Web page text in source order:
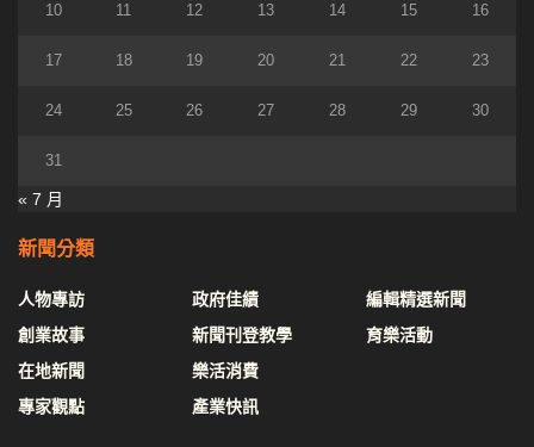
10 11 12 13 14 15 16
17 18 19 20 21 22 23
24 25 26 27 28 29 30
31
« 7 月
新聞分類
人物專訪
創業故事
在地新聞
專家觀點
政府佳績
新聞刊登教學
樂活消費
產業快訊
編輯精選新聞
育樂活動